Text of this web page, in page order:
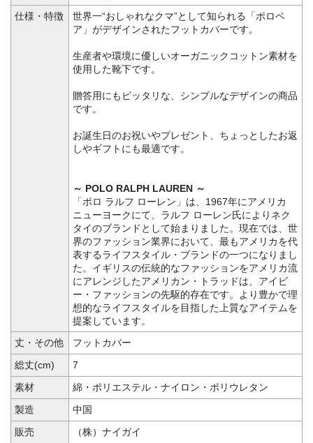
仕様・特徴
世界一“おしゃれなクマ”として知られる「ポロベ
ア」がデザインされたフットカバーです。
生産者や環境に優しいオーガニックコットン素材を
使用した靴下です。
贈答用にもピッタリな、シンプルなデザインの商品
です。
お誕生日のお祝いやプレゼント、ちょっとしたお返
しやギフトにも最適です。
～ POLO RALPH LAUREN ～
「ポロ ラルフ ローレン」は、1967年にアメリカ
ニューヨークにて、ラルフ ローレン氏によりネク
タイのブランドとして始まりました。現在では、世
界のファッション業界において、最もアメリカを代
表するライフスタイル・ブランドの一つになりまし
た。イギリスの伝統的なファッションをアメリカ流
にアレンジしたアメリカン・トラッドは、アイビ
ー・ファッションの先駆的存在です。より豊かで理
想的なライフスタイルを目指した上質なアイテムを
提案しています。
丈・その他
フットカバー
総丈(cm)
7
素材
綿・ポリエステル・ナイロン・ポリウレタン
製造
中国
販売
（株）ナイガイ